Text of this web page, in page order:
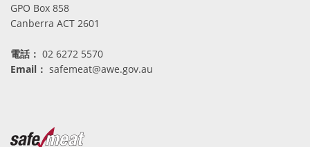
GPO Box 858
Canberra ACT 2601
電話 ： 02 6272 5570
Email： safemeat@awe.gov.au